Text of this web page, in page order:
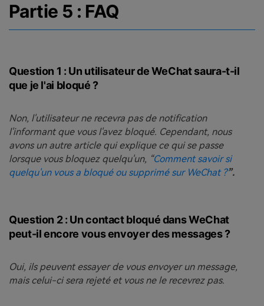
Partie 5 : FAQ
Question 1 : Un utilisateur de WeChat saura-t-il
que je l'ai bloqué ?
Non, l'utilisateur ne recevra pas de notification
l'informant que vous l'avez bloqué. Cependant, nous
avons un autre article qui explique ce qui se passe
lorsque vous bloquez quelqu'un, “Comment savoir si
quelqu'un vous a bloqué ou supprimé sur WeChat ?”.
Question 2 : Un contact bloqué dans WeChat
peut-il encore vous envoyer des messages ?
Oui, ils peuvent essayer de vous envoyer un message,
mais celui-ci sera rejeté et vous ne le recevrez pas.